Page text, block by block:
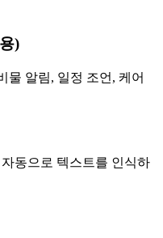
)
물 알림, 일정 조언, 케어
동으로 텍스트를 인식하